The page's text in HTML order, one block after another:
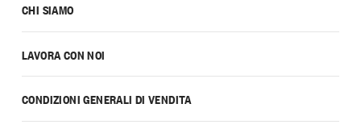
CHI SIAMO
LAVORA CON NOI
CONDIZIONI GENERALI DI VENDITA